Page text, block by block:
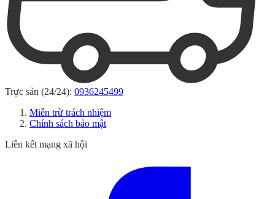
Trực sản (24/24): 0936245499
Miễn trừ trách nhiệm
Chính sách bảo mật
Liên kết mạng xã hội